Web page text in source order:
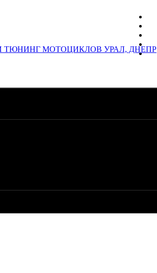
И ТЮНИНГ МОТОЦИКЛОВ УРАЛ, ДНЕПР